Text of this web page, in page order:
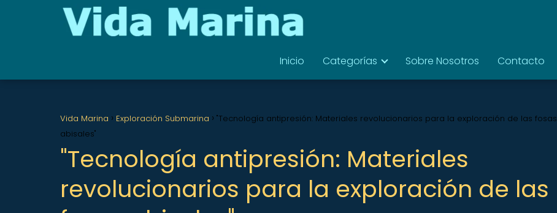
Inicio Categorías Sobre Nosotros Contacto
Vida Marina Exploración Submarina
"Tecnología antipresión: Materiales revolucionarios para la exploración de las fosas
abisales"
"Tecnología antipresión: Materiales
revolucionarios para la exploración de las